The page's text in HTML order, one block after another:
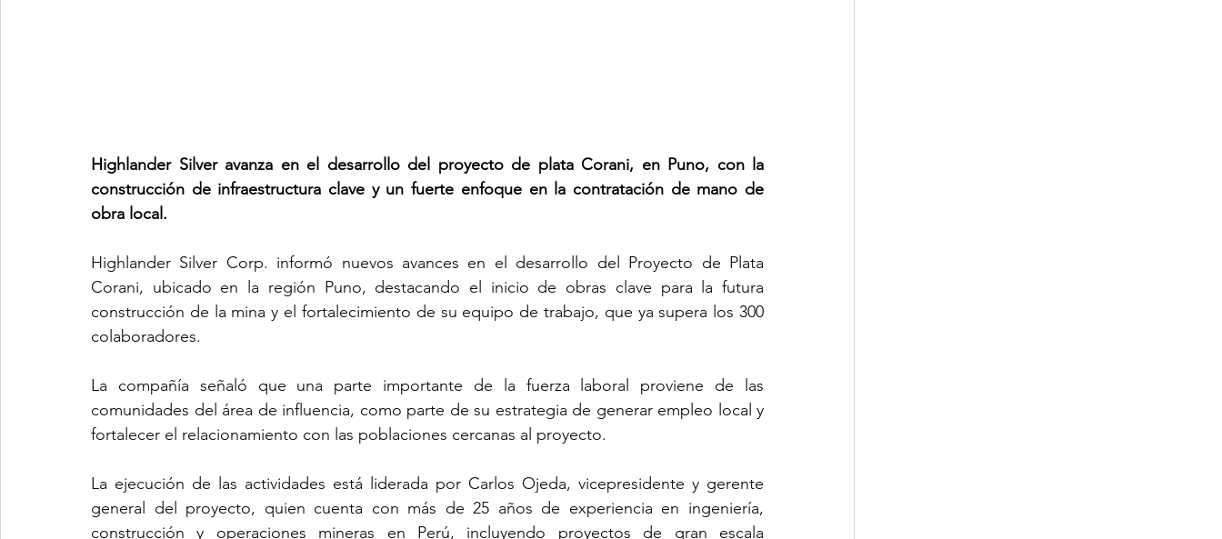
Highlander Silver avanza en el desarrollo del proyecto de plata Corani, en Puno, con la
construcción de infraestructura clave y un fuerte enfoque en la contratación de mano de
obra local.
Highlander Silver Corp. informó nuevos avances en el desarrollo del Proyecto de Plata
Corani, ubicado en la región Puno, destacando el inicio de obras clave para la futura
construcción de la mina y el fortalecimiento de su equipo de trabajo, que ya supera los 300
colaboradores.
La compañía señaló que una parte importante de la fuerza laboral proviene de las
comunidades del área de influencia, como parte de su estrategia de generar empleo local y
fortalecer el relacionamiento con las poblaciones cercanas al proyecto.
La ejecución de las actividades está liderada por Carlos Ojeda, vicepresidente y gerente
general del proyecto, quien cuenta con más de 25 años de experiencia en ingeniería,
construcción y operaciones mineras en Perú, incluyendo proyectos de gran escala